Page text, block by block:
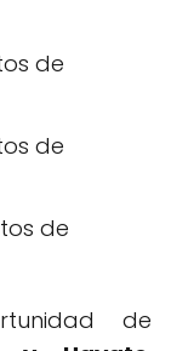
de
de
de
de